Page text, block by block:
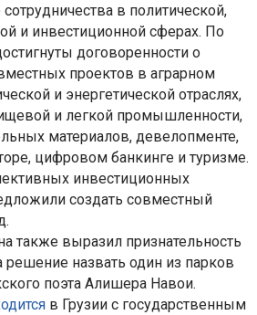
в политической,
и инвестиционной сферах. По
договоренности о
проектов в аграрном
и энергетической отраслях,
и легкой промышленности,
материалов, девелопменте,
цифровом банкинге и туризме.
инвестиционных
создать совместный
также выразил признательность
решение назвать один из парков
поэта Алишера Навои.
в Грузии с государственным